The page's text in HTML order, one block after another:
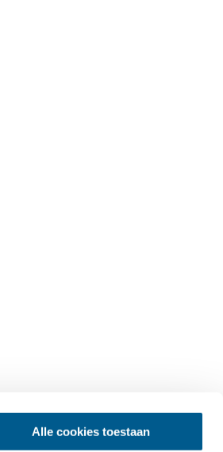
Alle cookies toestaan